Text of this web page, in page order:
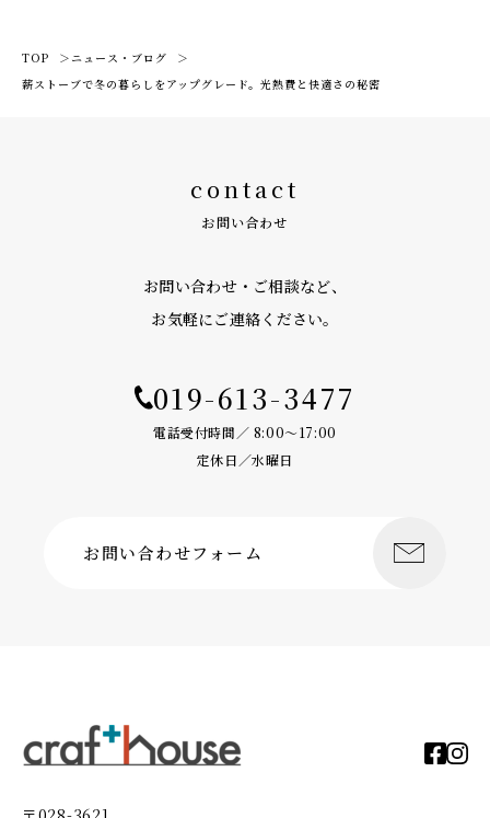
TOP
ニュース・ブログ
薪ストーブで冬の暮らしをアップグレード。光熱費と快適さの秘密
contact
お問い合わせ
お問い合わせ・ご相談など、
お気軽にご連絡ください。
019-613-3477
電話受付時間／ 8:00〜17:00
定休日／水曜日
お問い合わせフォーム